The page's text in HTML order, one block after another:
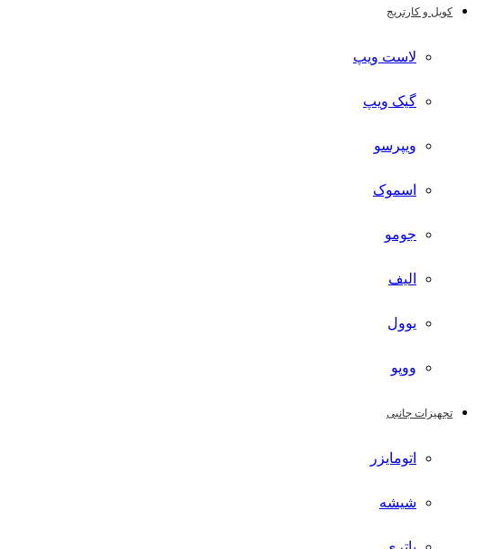
کویل و کارتریج
لاست ویپ
گیک ویپ
ویپرسو
اسموک
جومو
الیف
یوول
ووپو
تجهیزات جانبی
اتومایزر
شیشه